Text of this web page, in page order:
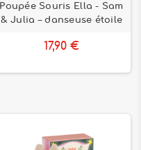
Poupée Souris Ella - Sam
& Julia – danseuse étoile
17,90 €